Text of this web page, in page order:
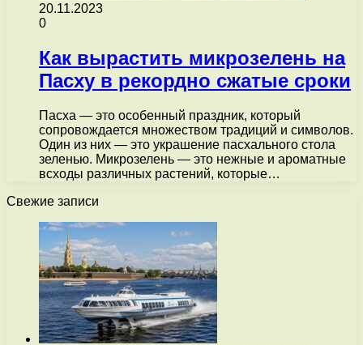
20.11.2023
0
Как вырастить микрозелень на
Пасху в рекордно сжатые сроки
Пасха — это особенный праздник, который
сопровождается множеством традиций и символов.
Один из них — это украшение пасхального стола
зеленью. Микрозелень — это нежные и ароматные
всходы различных растений, которые…
Свежие записи